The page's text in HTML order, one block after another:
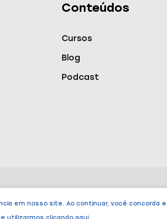
em nosso site. Ao continuar, você concorda
utilizarmos clicando aqui
Conteúdos
Cursos
Blog
Podcast
Endereço